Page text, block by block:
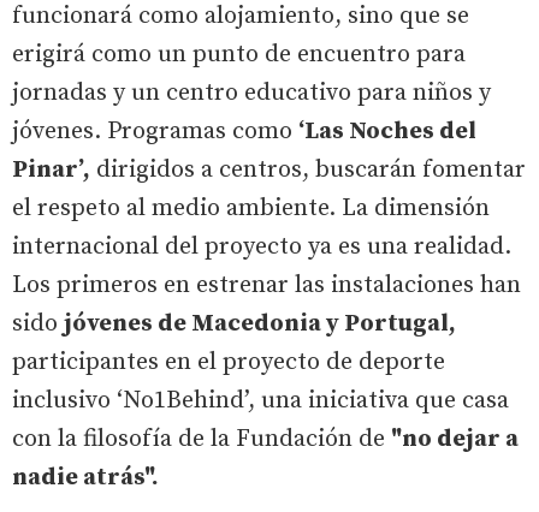
funcionará como alojamiento, sino que se
erigirá como un punto de encuentro para
jornadas y un centro educativo para niños y
jóvenes. Programas como ‘Las Noches del
Pinar’, dirigidos a centros, buscarán fomentar
el respeto al medio ambiente. La dimensión
internacional del proyecto ya es una realidad.
Los primeros en estrenar las instalaciones han
sido jóvenes de Macedonia y Portugal,
participantes en el proyecto de deporte
inclusivo ‘No1Behind’, una iniciativa que casa
con la filosofía de la Fundación de "no dejar a
nadie atrás".